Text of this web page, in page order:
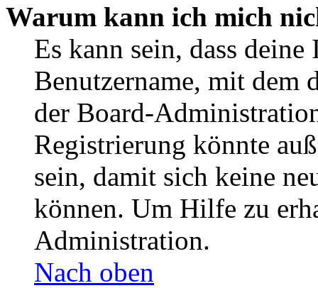
Warum kann ich mich
Es kann sein, dass
Benutzername, mit dem
der Board-
Registrierung könnte
sein, damit sich keine
können. Um Hilfe zu
Administration.
Nach oben